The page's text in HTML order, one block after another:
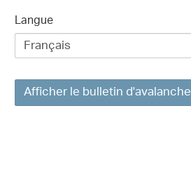
Langue
Afficher le bulletin d'avalanche